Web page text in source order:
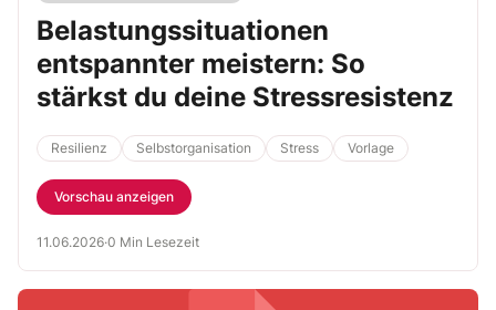
Belastungssituationen
entspannter meistern: So
stärkst du deine Stressresistenz
Resilienz Selbstorganisation Stress Vorlage
Vorschau anzeigen
11.06.2026·0 Min Lesezeit